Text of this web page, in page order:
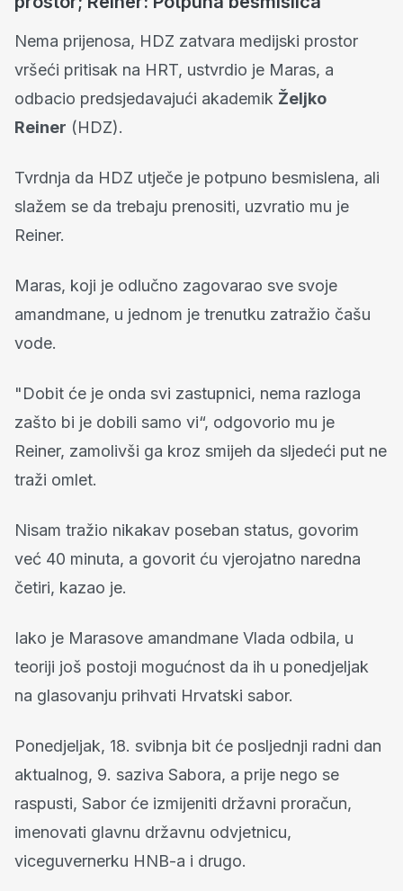
Nema prijenosa, HDZ zatvara medijski prostor
vršeći pritisak na HRT, ustvrdio je Maras, a
odbacio predsjedavajući akademik Željko
Reiner (HDZ).
Tvrdnja da HDZ utječe je potpuno besmislena, ali
slažem se da trebaju prenositi, uzvratio mu je
Reiner.
Maras, koji je odlučno zagovarao sve svoje
amandmane, u jednom je trenutku zatražio čašu
vode.
"Dobit će je onda svi zastupnici, nema razloga
zašto bi je dobili samo vi“, odgovorio mu je
Reiner, zamolivši ga kroz smijeh da sljedeći put ne
traži omlet.
Nisam tražio nikakav poseban status, govorim
već 40 minuta, a govorit ću vjerojatno naredna
četiri, kazao je.
Iako je Marasove amandmane Vlada odbila, u
teoriji još postoji mogućnost da ih u ponedjeljak
na glasovanju prihvati Hrvatski sabor.
Ponedjeljak, 18. svibnja bit će posljednji radni dan
aktualnog, 9. saziva Sabora, a prije nego se
raspusti, Sabor će izmijeniti državni proračun,
imenovati glavnu državnu odvjetnicu,
viceguvernerku HNB-a i drugo.